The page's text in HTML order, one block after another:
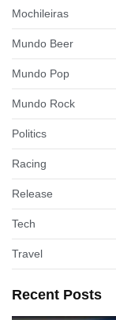
Mochileiras
Mundo Beer
Mundo Pop
Mundo Rock
Politics
Racing
Release
Tech
Travel
Recent Posts